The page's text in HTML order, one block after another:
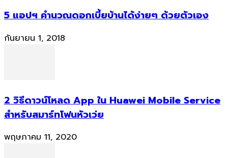
5 แอปฯ คำนวณดอกเบี้ยบ้านได้ง่ายๆ ด้วยตัวเอง
กันยายน 1, 2018
2 วิธีดาวน์โหลด App ใน Huawei Mobile Service
สำหรับสมาร์ทโฟนหัวเว่ย
พฤษภาคม 11, 2020